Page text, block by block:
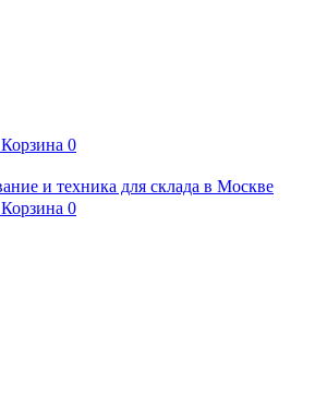
Корзина 0
Корзина 0